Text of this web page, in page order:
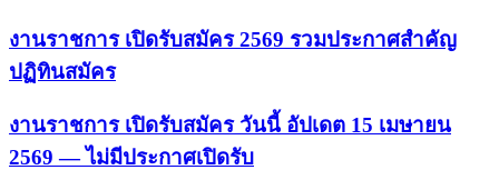
งานราชการ เปิดรับสมัคร 2569 รวมประกาศสำคัญ
ปฏิทินสมัคร
งานราชการ เปิดรับสมัคร วันนี้ อัปเดต 15 เมษายน
2569 — ไม่มีประกาศเปิดรับ